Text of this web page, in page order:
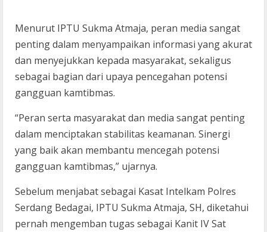
Menurut IPTU Sukma Atmaja, peran media sangat
penting dalam menyampaikan informasi yang akurat
dan menyejukkan kepada masyarakat, sekaligus
sebagai bagian dari upaya pencegahan potensi
gangguan kamtibmas.
“Peran serta masyarakat dan media sangat penting
dalam menciptakan stabilitas keamanan. Sinergi
yang baik akan membantu mencegah potensi
gangguan kamtibmas,” ujarnya.
Sebelum menjabat sebagai Kasat Intelkam Polres
Serdang Bedagai, IPTU Sukma Atmaja, SH, diketahui
pernah mengemban tugas sebagai Kanit IV Sat